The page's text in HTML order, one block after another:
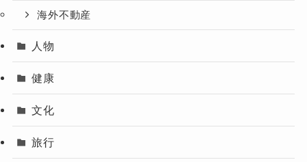
海外不動産
人物
健康
文化
旅行